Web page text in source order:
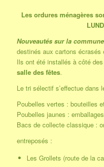
Les ordures ménagères
Nouveautés sur la commune
destinés aux cartons
Ils ont été installés à côté
salle des fêtes.
Le tri sélectif s’effectue dans
Poubelles vertes : bouteilles
Poubelles jaunes :
Bacs de collecte classique :
entreposés :
Les Grollets (route de la